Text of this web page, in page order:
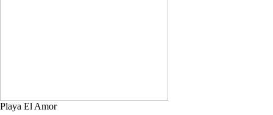
Playa El Amor